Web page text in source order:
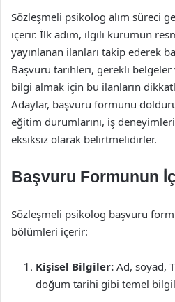
Sözleşmeli psikolog alım süreci
içerir. İlk adım, ilgili kurumun
yayınlanan ilanları takip ederek
Başvuru tarihleri, gerekli belgeler
bilgi almak için bu ilanların
Adaylar, başvuru formunu
eğitim durumlarını, iş
eksiksiz olarak belirtmelidirler.
Başvuru Formunun
Sözleşmeli psikolog başvuru
bölümleri içerir:
Kişisel Bilgiler: Ad, soyad,
doğum tarihi gibi temel